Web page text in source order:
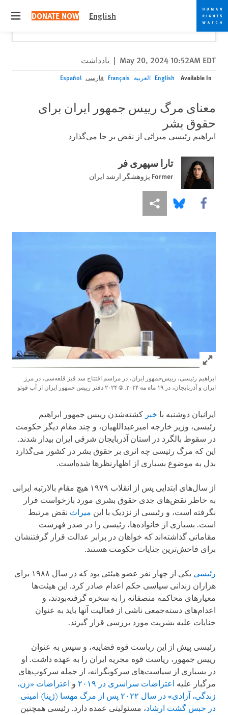
Skip
to
cookie
privacy
notice
Skip
to
main
content
English
DONATE NOW
Would you like to read this page in English?
Close
May 20, 2024 10:52AM EDT
| یادداشت
Available In
English العربية Français فارسی Español
معنای مرگ رییس جمهور ایران برای
حقوق بشر
ابراهیم رئیسی میراثی از نقض بر جا می‌گذارد
تارا سپهری فر
Former پژوهشگر ارشد ایران
Share this via Facebook
Share this via Bluesky
More sharing options
Click to expand Image
ابراهیم رئیسی، رییس‌جمهور ایران، در مراسم افتتاح سد قیز قلعه‌سی، در مرز
ایران و آذربایجان، در ۱۹ ماه مه ۲۰۲۴.
© ۲۰۲۴ دفتر رییس جمهور ایران از آپ فوتو
ایرانیان دوشنبه با خبر کشته‌شدن رییس جمهور ابراهیم
رئیسی، وزیر خارجه امیرعبداللهیان، و چند مقام دیگر حکومت
در سقوط بالگرد در استان آذربایجان شرقی ایران بیدار شدند.
این که مرگ رئیسی چه اثری بر حقوق بشر در کشور می‌گذارد
بدل به موضوع بسیاری از اظهارنظرها شده‌است.
از سال‌های ابتدایی پس از انقلاب ۱۹۷۹ هیچ مقام بالارتبه ایرانی
به خاطر نقض‌های جدی حقوق بشری مورد بازخواست قرار
نگرفته است، و رئیسی از نزدیک با این میراث نقض مرتبط
است. بسیاری از خانواده‌ها، رئیسی را در صدر فهرست
مقاماتی گذاشته‌اند که خواهان در برابر عدالت قرار گرفتنشان
برای فاحش‌ترین جنایات حکومت هستند.
رئیسی
یکی از چهار نفر عضو هیئتی بود که در سال ۱۹۸۸ برای
هزاران زندانی سیاسی حکم اعدام صادر کرد. این هیئت‌ها
معیارهای محاکمه منصفانه را به سخره گرفته‌بودند، و
اعدام‌های دسته‌جمعی ناشی از فعالیت آنها باید به عنوان
جنایات علیه بشریت مورد بررسی قرار گیرند.
رئیسی پیش از این ریاست قوه قضاییه، و سپس به عنوان
رییس جمهور، ریاست قوه مجریه ایران را به عهده داشت. او
در بسیاری از سیاست‌های سرکوبگرانه، از جمله سرکوب‌های
مرگبار علیه اعتراضات سراسری در ۲۰۱۹ و اعتراضات «زن،
زندگی، آزادی» در سال ۲۰۲۲ پس از مرگ مهسا (ژینا) امینی
در حبس گشت ارشاد، مسئولیتی عمده دارد. رئیسی همچنین